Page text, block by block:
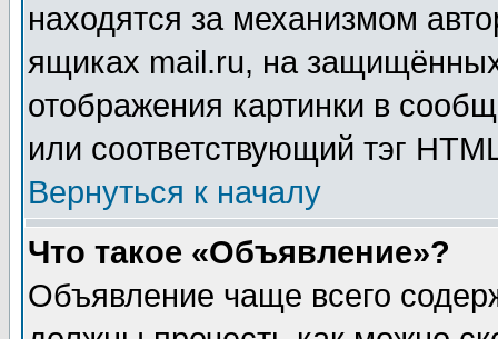
находятся за механизмом
ящиках mail.ru, на
отображения картинки в
или соответствующий тэг
Вернуться к началу
Что такое «Объявление»?
Объявление чаще всего